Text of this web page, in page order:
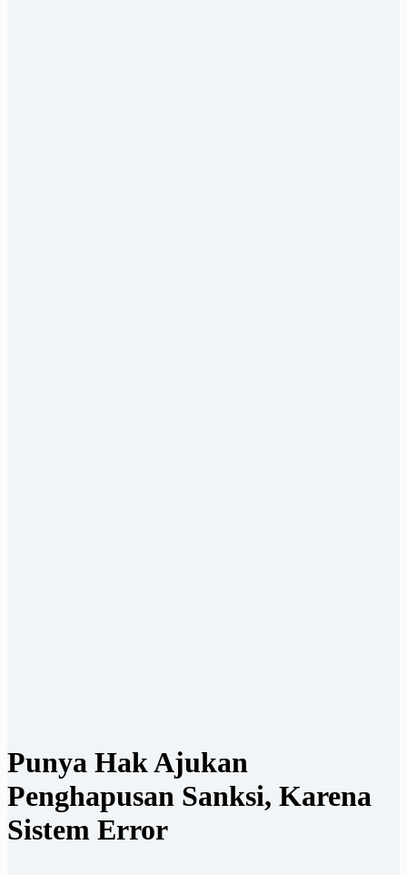
Punya Hak Ajukan
Penghapusan Sanksi, Karena
Sistem Error